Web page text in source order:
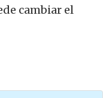
cambiar el